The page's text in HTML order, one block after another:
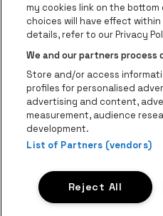
Be•at Tickets is
be•at
Schijnpoortweg
Be-At
Schijnpoortweg
BTW (BE)
BNP Paribas Fortis - IBAN:
ProclaimerCookies
my cookies link on the bottom
choices will have effect within
details, refer to our Privacy
We and our partners process
Store and/or access
profiles for personalised
advertising and content,
measurement, audience
development.
List of Partners (vendors)
Reject All